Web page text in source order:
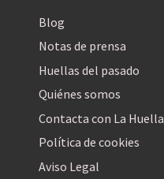
Blog
Notas de prensa
Huellas del pasado
Quiénes somos
Contacta con La Huella
Política de cookies
Aviso Legal